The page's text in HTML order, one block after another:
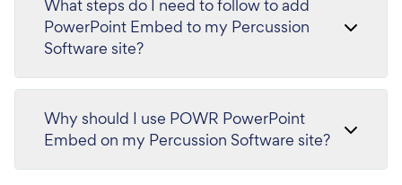
What steps do I need to follow to add
PowerPoint Embed to my Percussion
Software site?
Why should I use POWR PowerPoint
Embed on my Percussion Software site?